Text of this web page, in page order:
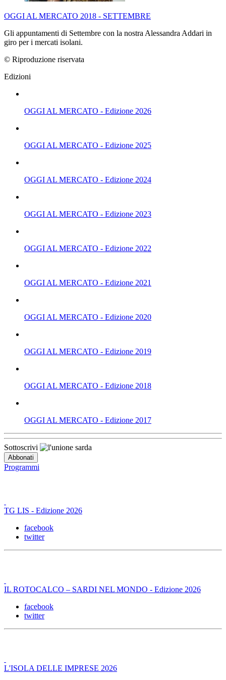
OGGI AL MERCATO 2018 - SETTEMBRE
Gli appuntamenti di Settembre con la nostra Alessandra Addari in
giro per i mercati isolani.
© Riproduzione riservata
Edizioni
OGGI AL MERCATO - Edizione 2026
OGGI AL MERCATO - Edizione 2025
OGGI AL MERCATO - Edizione 2024
OGGI AL MERCATO - Edizione 2023
OGGI AL MERCATO - Edizione 2022
OGGI AL MERCATO - Edizione 2021
OGGI AL MERCATO - Edizione 2020
OGGI AL MERCATO - Edizione 2019
OGGI AL MERCATO - Edizione 2018
OGGI AL MERCATO - Edizione 2017
Sottoscrivi
Programmi
TG LIS - Edizione 2026
facebook
twitter
IL ROTOCALCO – SARDI NEL MONDO - Edizione 2026
facebook
twitter
L'ISOLA DELLE IMPRESE 2026